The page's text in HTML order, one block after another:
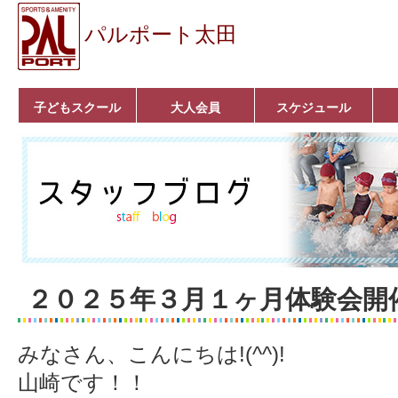
パルポート太田
子どもスクール
ベビーコース
幼児コース
小学生コース
育成コース
選手コース
キッズパーク(体操教
室)
クラシックバレエ
ボルダリング
■入会案内
大人会員
いきいきコース
トライアスロン
フィットネス
■入会案内
スケジュール
２０２５年３月１ヶ月体験会開
みなさん、こんにちは!(^^)!
山崎です！！